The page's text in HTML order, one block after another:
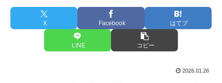
X Facebook はてブ
LINE コピー
2026.01.26